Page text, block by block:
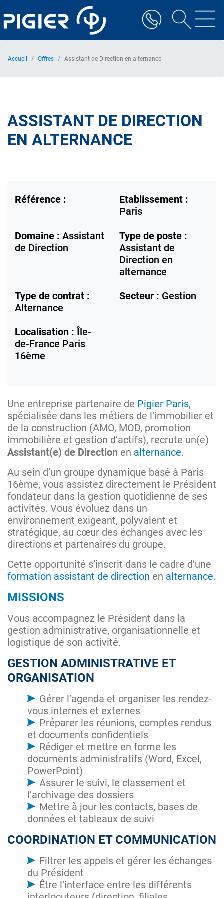
au
contenu
Accueil Offres Assistant de Direction en alternance
ASSISTANT DE DIRECTION
EN ALTERNANCE
Référence :
Etablissement :
Paris
Domaine : Assistant
de Direction
Type de poste :
Assistant de
Direction en
alternance
Type de contrat :
Alternance
Secteur : Gestion
Localisation : Île-
de-France Paris
16ème
Une entreprise partenaire de Pigier Paris,
spécialisée dans les métiers de l’immobilier et
de la construction (AMO, MOD, promotion
immobilière et gestion d’actifs), recrute un(e)
Assistant(e) de Direction en alternance.
Au sein d’un groupe dynamique basé à Paris
16ème, vous assistez directement le Président
fondateur dans la gestion quotidienne de ses
activités. Vous évoluez dans un
environnement exigeant, polyvalent et
stratégique, au cœur des échanges avec les
directions et partenaires du groupe.
Cette opportunité s’inscrit dans le cadre d’une
formation assistant de direction en alternance.
MISSIONS
Vous accompagnez le Président dans la
gestion administrative, organisationnelle et
logistique de son activité.
GESTION ADMINISTRATIVE ET
ORGANISATION
Gérer l’agenda et organiser les rendez-
vous internes et externes
Préparer les réunions, comptes rendus
et documents confidentiels
Rédiger et mettre en forme les
documents administratifs (Word, Excel,
PowerPoint)
Assurer le suivi, le classement et
l’archivage des dossiers
Mettre à jour les contacts, bases de
données et tableaux de suivi
COORDINATION ET COMMUNICATION
Filtrer les appels et gérer les échanges
du Président
Être l’interface entre les différents